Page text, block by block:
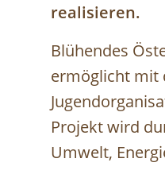
realisieren.
Blühendes
ermöglicht mit
Projekt wird
Umwelt,